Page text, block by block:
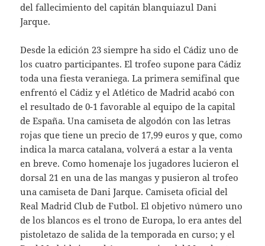
del fallecimiento del capitán blanquiazul Dani
Jarque.
Desde la edición 23 siempre ha sido el Cádiz uno de
los cuatro participantes. El trofeo supone para Cádiz
toda una fiesta veraniega. La primera semifinal que
enfrentó el Cádiz y el Atlético de Madrid acabó con
el resultado de 0-1 favorable al equipo de la capital
de España. Una camiseta de algodón con las letras
rojas que tiene un precio de 17,99 euros y que, como
indica la marca catalana, volverá a estar a la venta
en breve. Como homenaje los jugadores lucieron el
dorsal 21 en una de las mangas y pusieron al trofeo
una camiseta de Dani Jarque. Camiseta oficial del
Real Madrid Club de Futbol. El objetivo número uno
de los blancos es el trono de Europa, lo era antes del
pistoletazo de salida de la temporada en curso; y el